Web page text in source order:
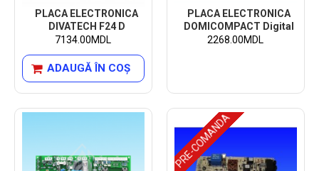
PLACA ELECTRONICA
DIVATECH F24 D
7134.00MDL
ADAUGĂ ÎN COŞ
PLACA ELECTRONICA
DOMICOMPACT Digital
2268.00MDL
PRE-COMANDA